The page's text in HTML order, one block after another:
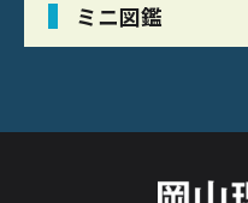
ミニ図鑑